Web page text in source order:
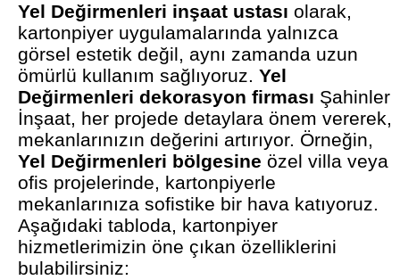
Yel Değirmenleri inşaat ustası olarak,
kartonpiyer uygulamalarında yalnızca
görsel estetik değil, aynı zamanda uzun
ömürlü kullanım sağlıyoruz.Yel
Değirmenleri dekorasyon firması Şahinler
İnşaat, her projede detaylara önem vererek,
mekanlarınızın değerini artırıyor. Örneğin,
Yel Değirmenleri bölgesine özel villa veya
ofis projelerinde, kartonpiyerle
mekanlarınıza sofistike bir hava katıyoruz.
Aşağıdaki tabloda, kartonpiyer
hizmetlerimizin öne çıkan özelliklerini
bulabilirsiniz: